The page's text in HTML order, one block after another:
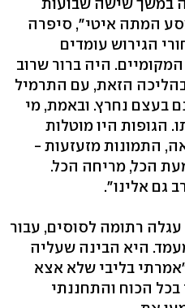
במשך שישה שבועות
מסע המתה איטי", סיפרה
הגירוש עומדים
היה ברור שרוב
הזאת, עם התרמיל
בעצם נחרץ. ובאמת, מי
הגופות היו מוטלות
התמונות מזעזעות -
הכל, מריחה הכל.
גם אלינו".
רתומה לסוסים, עבור
היא הבינה שעליה
בליבי שלא אצא
הכוח והתחננתי